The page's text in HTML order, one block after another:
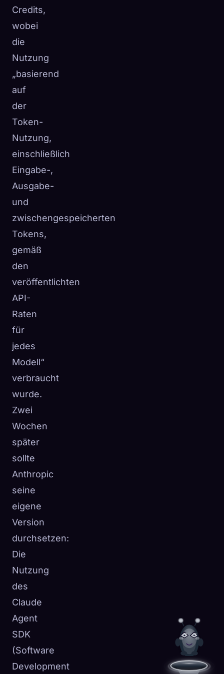
Credits,
wobei
die
Nutzung
„basierend
auf
der
Token-
Nutzung,
einschließlich
Eingabe-,
Ausgabe-
und
zwischengespeicherten
Tokens,
gemäß
den
veröffentlichten
API-
Raten
für
jedes
Modell“
verbraucht
wurde.
Zwei
Wochen
später
sollte
Anthropic
seine
eigene
Version
durchsetzen:
Die
Nutzung
des
Claude
Agent
SDK
(Software
Development